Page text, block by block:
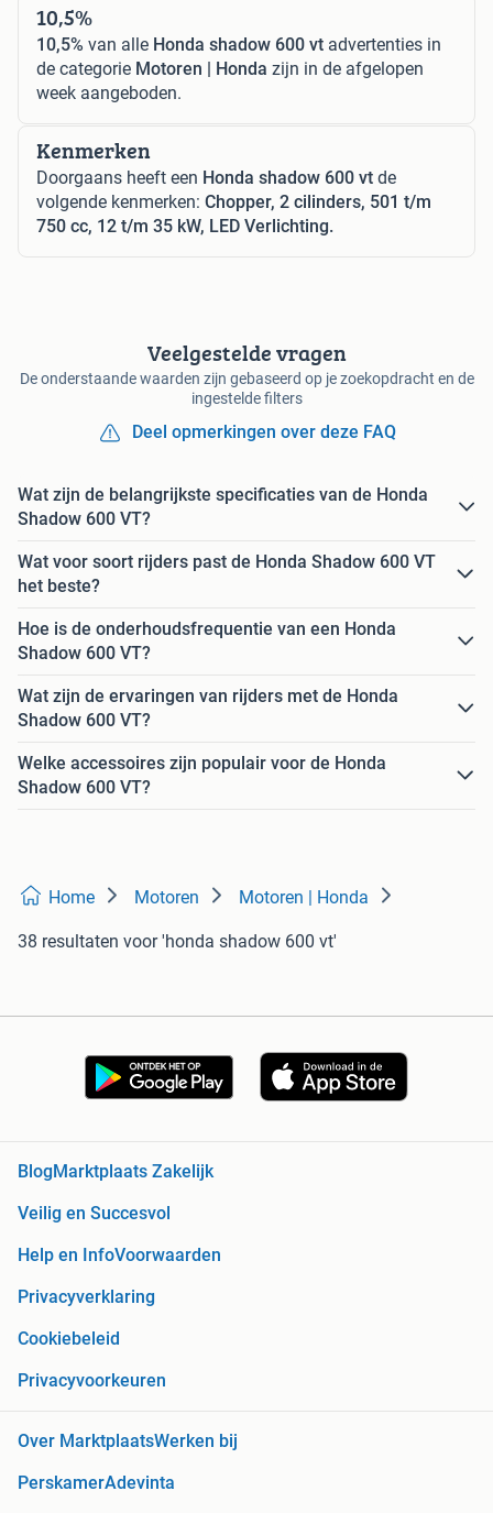
10,5%
10,5% van alle Honda shadow 600 vt advertenties in
de categorie Motoren | Honda zijn in de afgelopen
week aangeboden.
Kenmerken
Doorgaans heeft een Honda shadow 600 vt de
volgende kenmerken: Chopper, 2 cilinders, 501 t/m
750 cc, 12 t/m 35 kW, LED Verlichting.
Veelgestelde vragen
De onderstaande waarden zijn gebaseerd op je zoekopdracht en de
ingestelde filters
Deel opmerkingen over deze FAQ
Wat zijn de belangrijkste specificaties van de Honda
Shadow 600 VT?
Wat voor soort rijders past de Honda Shadow 600 VT
het beste?
Hoe is de onderhoudsfrequentie van een Honda
Shadow 600 VT?
Wat zijn de ervaringen van rijders met de Honda
Shadow 600 VT?
Welke accessoires zijn populair voor de Honda
Shadow 600 VT?
Home Motoren Motoren | Honda
38 resultaten voor 'honda shadow 600 vt'
Blog Marktplaats Zakelijk
Veilig en Succesvol
Help en InfoVoorwaarden
Privacyverklaring
Cookiebeleid
Privacyvoorkeuren
Over MarktplaatsWerken bij
PerskamerAdevinta